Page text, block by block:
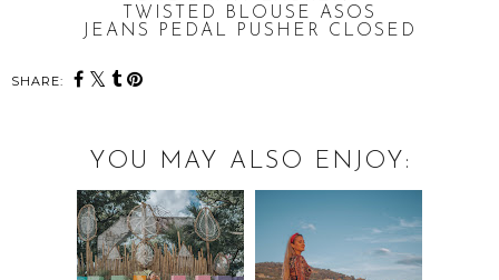
TWISTED BLOUSE ASOS
JEANS PEDAL PUSHER CLOSED
SHARE:
YOU MAY ALSO ENJOY: